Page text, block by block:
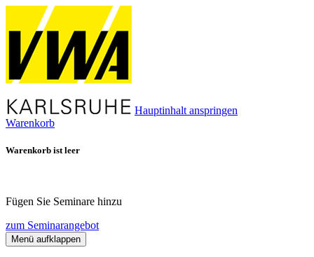
Hauptinhalt anspringen
Warenkorb
Warenkorb ist leer
Fügen Sie Seminare hinzu
zum Seminarangebot
Menü aufklappen